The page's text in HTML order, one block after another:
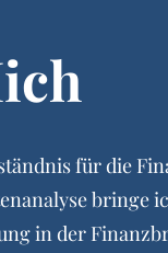
für die
bringe
in der